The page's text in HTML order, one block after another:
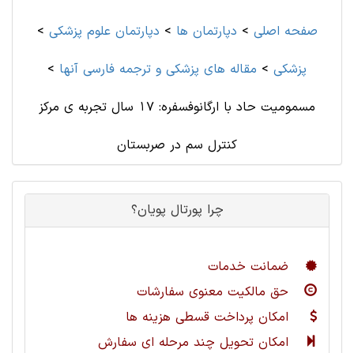
صفحه اصلی > دپارتمان ها > دپارتمان علوم پزشكی >
پزشکی > مقاله های پزشکی و ترجمه فارسی آنها >
مسمومیت حاد با ارگانوفسفره: 17 سال تجربه ی مرکز
کنترل سم در صربستان
چرا پورتال پویان؟
ضمانت خدمات
حق مالکیت معنوی سفارشات
امکان پرداخت قسطی هزینه ها
امکان تحویل چند مرحله ای سفارش